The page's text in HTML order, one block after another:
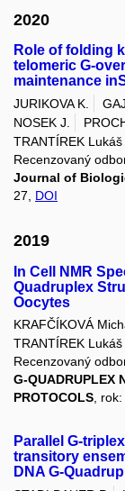
2020
Role of folding
telomeric G-
maintenance
JURIKOVA K.
NOSEK J.
TRANTÍREK Lukáš
Recenzovaný
Journal of
27, DOI
2019
In Cell NMR
Quadruplex
Oocytes
KRAFČÍKOVÁ
TRANTÍREK Lukáš
Recenzovaný
G-QUADRUPLEX
PROTOCOLS,
Parallel G-
transitory
DNA G-